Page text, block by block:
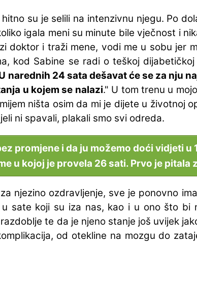
su je selili na intenzivnu njegu. Po
igala meni su minute bile vječnost i
doktor i traži mene, vodi me u sobu jer
kod Sabine se radi o teškoj
narednih 24 sata dešavat će se za nju
u kojem se nalazi." U tom trenu u
ništa osim da mi je dijete u životnoj
ni spavali, plakali smo svi odreda.
promjene i da ju možemo doći vidjeti u
u kojoj je provela 26 sati. Prvo je pitala
njezino ozdravljenje, sve je ponovno
sate koji su iza nas, kao i u ono što bi
te da je njeno stanje još uvijek
od otekline na mozgu do